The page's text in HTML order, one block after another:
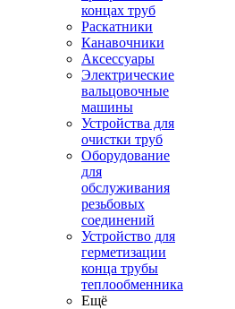
концах труб
Раскатники
Канавочники
Аксессуары
Электрические
вальцовочные
машины
Устройства для
очистки труб
Оборудование
для
обслуживания
резьбовых
соединений
Устройство для
герметизации
конца трубы
теплообменника
Ещё